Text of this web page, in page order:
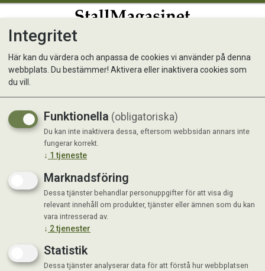
Fågel Start 5 kg
Integritet
Här kan du värdera och anpassa de cookies vi använder på denna
webbplats. Du bestämmer! Aktivera eller inaktivera cookies som
du vill.
Funktionella (obligatoriska)
Du kan inte inaktivera dessa, eftersom webbsidan annars inte
fungerar korrekt.
↓ 1 tjeneste
Marknadsföring
Dessa tjänster behandlar personuppgifter för att visa dig
relevant innehåll om produkter, tjänster eller ämnen som du kan
vara intresserad av.
↓ 2tjenester
Statistik
Dessa tjänster analyserar data för att förstå hur webbplatsen